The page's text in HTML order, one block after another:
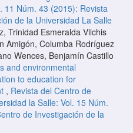
11 Núm. 43 (2015): Revista
de la Universidad La Salle
Trinidad Esmeralda Vilchis
Amigón, Columba Rodríguez
Wences, Benjamín Castillo
and environmental
to education for
, Revista del Centro de
la Salle: Vol. 15 Núm.
de Investigación de la